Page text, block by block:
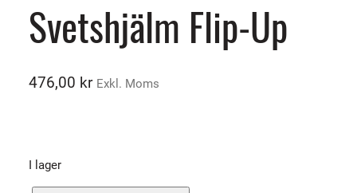
Svetshjälm Flip-Up
476,00 kr Exkl. Moms
I lager